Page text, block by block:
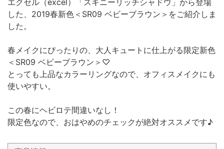
した、2019春新色＜SR09 ベビーブラウン＞をご紹介しま
した。
春メイクにぴったりの、大人キュートに仕上がる限定新色
＜SR09 ベビーブラウン＞♡
とっても上品なカラーリングなので、オフィスメイクにも
使いやすい。
この春にヘビロテ間違いなし！
限定色なので、おはやめのチェックが絶対オススメです♪